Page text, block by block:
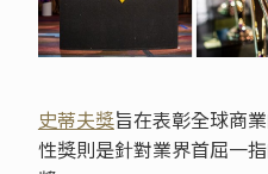
史蒂夫獎旨在表彰全球商
性獎則是針對業界首屈一